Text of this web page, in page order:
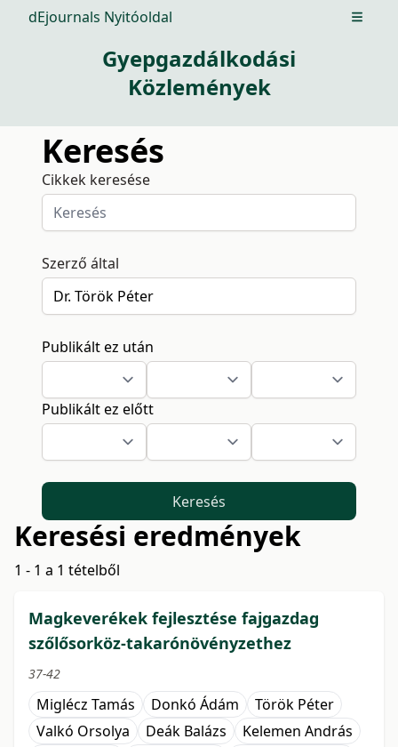
dEjournals Nyitóoldal Open
Gyepgazdálkodási
Közlemények
Keresés
Cikkek keresése
Szerző által
Publikált ez után
Publikált ez előtt
Keresés
Keresési eredmények
1 - 1 a 1 tételből
Magkeverékek fejlesztése fajgazdag
szőlősorköz-takarónövényzethez
37-42
Miglécz Tamás Donkó Ádám
Török Péter
Valkó Orsolya
Deák Balázs
Kelemen András